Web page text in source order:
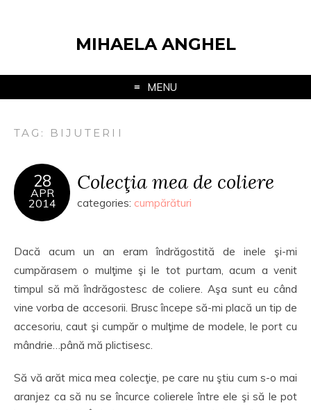
MIHAELA ANGHEL
MENU
TAG: BIJUTERII
28
APR
2014
Colecţia mea de coliere
categories: cumpărături
Dacă acum un an eram îndrăgostită de inele şi-mi
cumpărasem o mulţime şi le tot purtam, acum a venit
timpul să mă îndrăgostesc de coliere. Aşa sunt eu când
vine vorba de accesorii. Brusc începe să-mi placă un tip de
accesoriu, caut şi cumpăr o mulţime de modele, le port cu
mândrie…până mă plictisesc.
Să vă arăt mica mea colecţie, pe care nu ştiu cum s-o mai
aranjez ca să nu se încurce colierele între ele şi să le pot